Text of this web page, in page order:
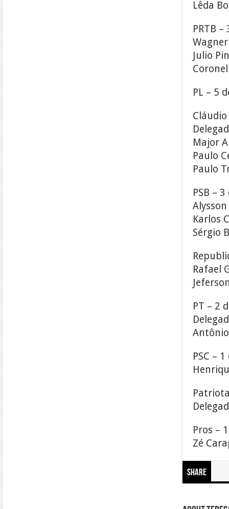
Lêda
PRTB
Julio
PL – 5
Major
Paulo
Paulo
PSB –
Karlos
Sérgio
Rafael
PT – 2
PSC –
Pros –
Zé
Share